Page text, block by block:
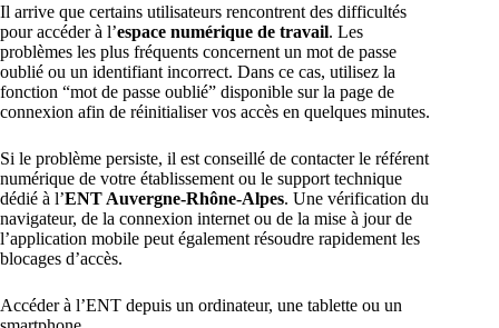
Il arrive que certains utilisateurs rencontrent des difficultés
pour accéder à l’espace numérique de travail. Les
problèmes les plus fréquents concernent un mot de passe
oublié ou un identifiant incorrect. Dans ce cas, utilisez la
fonction “mot de passe oublié” disponible sur la page de
connexion afin de réinitialiser vos accès en quelques minutes.
Si le problème persiste, il est conseillé de contacter le référent
numérique de votre établissement ou le support technique
dédié à l’ENT Auvergne-Rhône-Alpes. Une vérification du
navigateur, de la connexion internet ou de la mise à jour de
l’application mobile peut également résoudre rapidement les
blocages d’accès.
Accéder à l’ENT depuis un ordinateur, une tablette ou un